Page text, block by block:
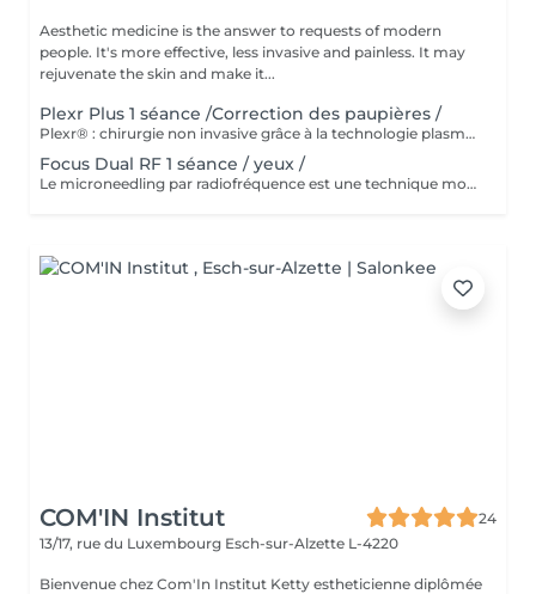
Aesthetic medicine is the answer to requests of modern
people. It's more effective, less invasive and painless. It may
rejuvenate the skin and make it...
Plexr Plus 1 séance /Correction des paupières /
Plexr® : chirurgie non invasive grâce à la technologie plasma Le premier appareil plasma au monde utilisé en médecine esthétique, breveté internationalement. Une technique de médecine esthétique dédiée aux traitements non invasifs d'excès de peau, dans des indications esthétiques et dermatologiques. Cet appareil permet de réaliser des actes esthétiques, auparavant réalisés uniquement par la chirurgie. Sa très grande précision, cible le traitement de manière très localisée sans endommager les tissus environnants. Indications : - Correction des paupières : inférieures et supérieures - Rides : Code barres, pattes d'oies, plis pré-auriculaires, péribuccales, plis du coup, relâchement cutané - Cicatrices : acné, chéloïde - Taches localisées : lentigos, éphélides, vieillesse - Actes dermatologiques : verrues, angiomes, xanthélasma, fibromes, herpès simplex, hyperkératose Le tarif est variable selon la zone à traiter. Consultation et diagnostic gratuit avant traitement.
Focus Dual RF 1 séance / yeux /
Le microneedling par radiofréquence est une technique moderne qui associe des micro-injections cutanées à un chauffage simultané des couches profondes de la peau grâce aux ondes radio (RF). Réalisé autour des yeux, ce traitement utilise de fines micro-aiguilles stériles qui pénètrent l'épiderme et diffusent la chaleur directement dans le derme, stimulant ainsi les processus de régénération et de réparation. Cette technologie permet de : - raffermir la peau des paupières et des cernes, - atténuer les ridules (y compris les pattes d'oie), - améliorer l'élasticité et la fermeté de la peau, et réduire les cernes et les poches sous les yeux.
COM'IN Institut
24
13/17, rue du Luxembourg Esch-sur-Alzette L-4220
Bienvenue chez Com'In Institut Ketty estheticienne diplômée